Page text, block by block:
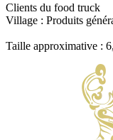
Clients du food truck
Village : Produits
Taille approximative :